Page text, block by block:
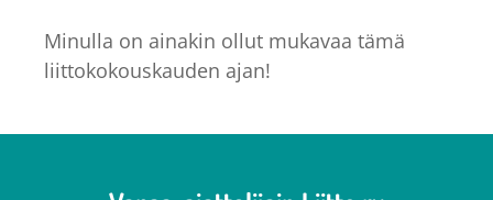
Minulla on ainakin ollut mukavaa tämä
liittokokouskauden ajan!